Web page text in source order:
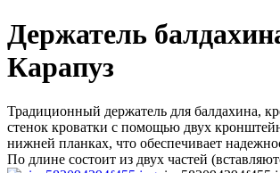
Держатель
Карапуз
Традиционный держатель для балдахина,
стенок кроватки с помощью двух
нижней планках, что обеспечивает
По длине состоит из двух частей